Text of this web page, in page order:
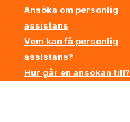
Ansöka om personlig
assistans
Vem kan få personlig
assistans?
Hur går en ansökan till?